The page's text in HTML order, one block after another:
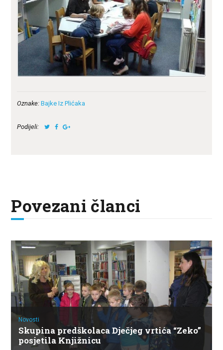
Oznake: Bajke Iz Plićaka
Podijeli:
Povezani članci
Novosti
Skupina predškolaca Dječjeg vrtića “Zeko”
posjetila Knjižnicu